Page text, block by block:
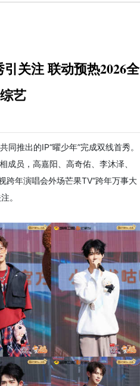
关注 联动预热2026全
艺
同推出的IP“曜少年”完成双线首秀。
成员，高嘉阳、高奇佑、李沐泽、
跨年演唱会外场芒果TV“跨年万事大
。